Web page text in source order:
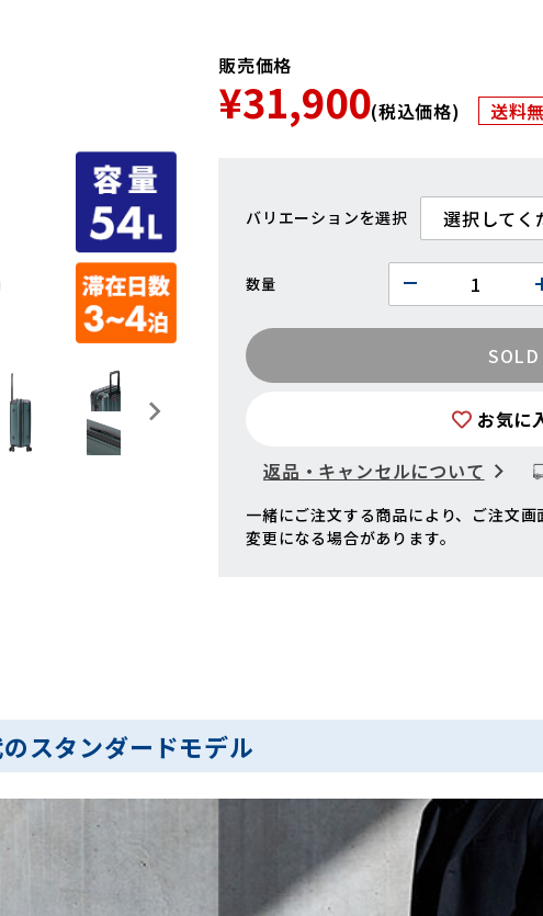
販売価格
¥31,900(税込価格) 送料
バリエーション
数量
お気に
返品・キャンセルについて
一緒にご注文する商品により、ご注文
変更になる場合があります。
スタンダードモデル